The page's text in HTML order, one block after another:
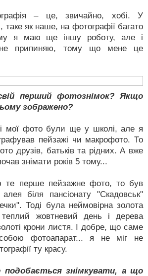
– це, звичайно, хобі. У
таке як наше, на фотографії багато
я маю ще іншу роботу, але і
не припиняю, тому що мене це
перший фотознімок? Якщо
зображено?
мої фото були ще у школі, але я
пейзажі чи макрофото. То
друзів, батьків та рідних. А вже
знімати років 5 тому...
те перше пейзажне фото, то був
біля пансіонату "Скадовськ"
Тоді була неймовірна золота
теплий жовтневий день і дерева
крони листя. І добре, що саме
фотоапарат... я не міг не
ту красу.
знімкувати, а що